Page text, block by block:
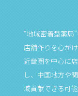
“地域密着型薬局
店舗作りを心が
近畿圏を中心に
し、中国地方や
域貢献できる可